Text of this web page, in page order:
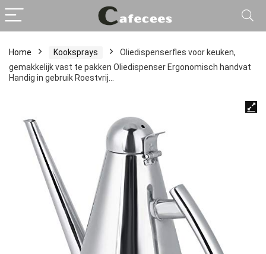
Home Kooksprays
Oliedispenserfles voor keuken,
gemakkelijk vast te pakken Oliedispenser Ergonomisch handvat
Handig in gebruik Roestvrij…